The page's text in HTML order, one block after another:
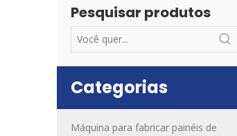
Pesquisar produtos
Categorias
Máquina para fabricar painéis de